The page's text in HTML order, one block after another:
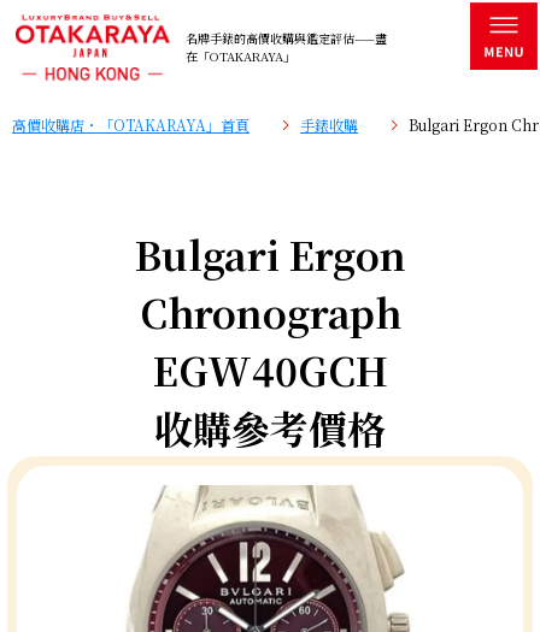
名牌手錶的高價收購與鑑定評估——盡
在「OTAKARAYA」
高價收購店・「OTAKARAYA」首頁 手錶收購 Bulgari Ergon
Bulgari Ergon
Chronograph
EGW40GCH
收購參考價格